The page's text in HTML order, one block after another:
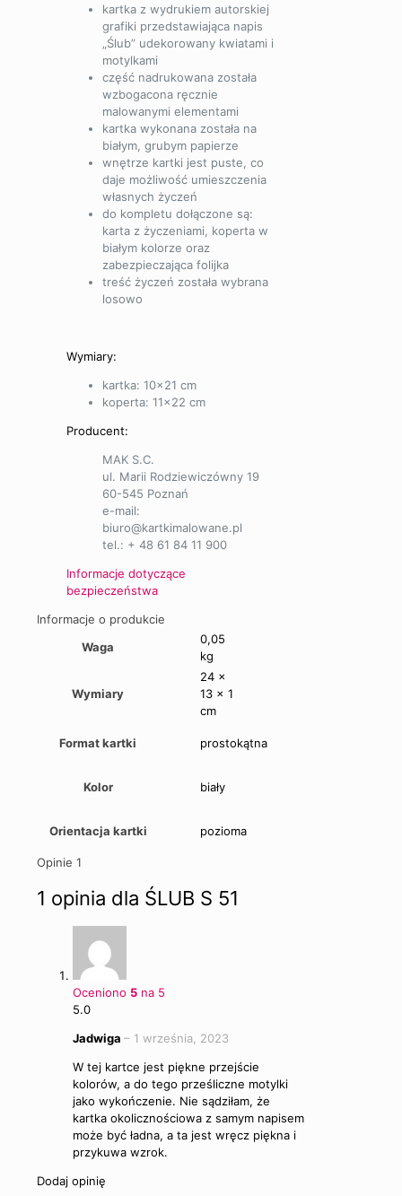
kartka z wydrukiem autorskiej
grafiki przedstawiająca napis
„Ślub” udekorowany kwiatami i
motylkami
część nadrukowana została
wzbogacona ręcznie
malowanymi elementami
kartka wykonana została na
białym, grubym papierze
wnętrze kartki jest puste, co
daje możliwość umieszczenia
własnych życzeń
do kompletu dołączone są:
karta z życzeniami, koperta w
białym kolorze oraz
zabezpieczająca folijka
treść życzeń została wybrana
losowo
Wymiary:
kartka: 10×21 cm
koperta: 11×22 cm
Producent:
MAK S.C.
ul. Marii Rodziewiczówny 19
60-545 Poznań
e-mail:
biuro@kartkimalowane.pl
tel.: + 48 61 84 11 900
Informacje dotyczące
bezpieczeństwa
Informacje o produkcie
Waga
0,05
kg
Wymiary
24 ×
13 × 1
cm
Format kartki prostokątna
Kolor biały
Orientacja kartki pozioma
Opinie 1
1 opinia dla ŚLUB S 51
Oceniono 5 na 5
5.0
Jadwiga – 1 września, 2023
W tej kartce jest piękne przejście
kolorów, a do tego prześliczne motylki
jako wykończenie. Nie sądziłam, że
kartka okolicznościowa z samym napisem
może być ładna, a ta jest wręcz piękna i
przykuwa wzrok.
Dodaj opinię